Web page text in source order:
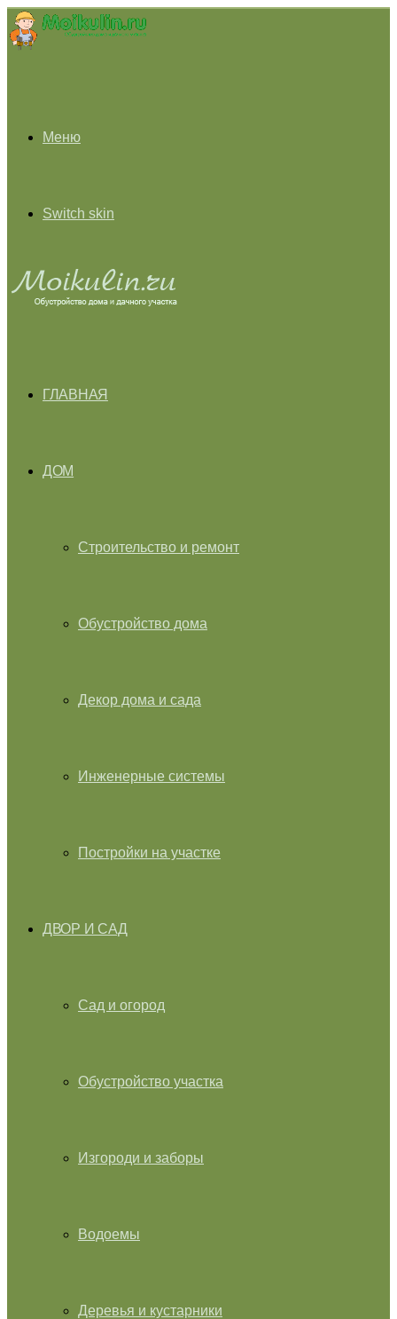
Меню
Switch skin
ГЛАВНАЯ
ДОМ
Строительство и ремонт
Обустройство дома
Декор дома и сада
Инженерные системы
Постройки на участке
ДВОР И САД
Сад и огород
Обустройство участка
Изгороди и заборы
Водоемы
Деревья и кустарники